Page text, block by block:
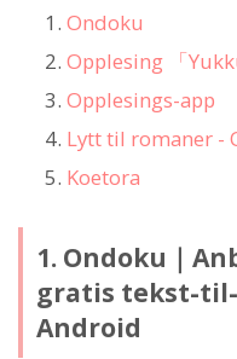
Ondoku
Opplesing 「
Opplesings-app
Lytt til romaner -
Koetora
1. Ondoku｜
gratis tekst-
Android